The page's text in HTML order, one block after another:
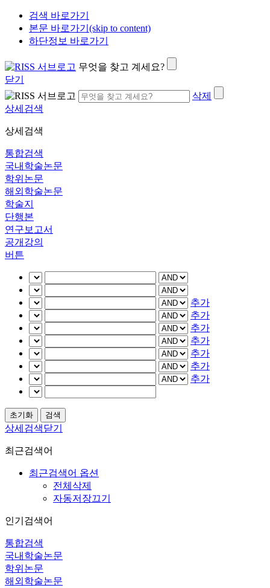
검색 바로가기
본문 바로가기(skip to content)
하단정보 바로가기
무엇을 찾고 계세요?
닫기
삭제
상세검색
상세검색
통합검색
국내학술논문
학위논문
해외학술논문
학술지
단행본
연구보고서
공개강의
버튼
추가
추가
추가
추가
추가
추가
추가
상세검색닫기
최근검색어
최근검색어 옵션
전체삭제
자동저장끄기
인기검색어
통합검색
국내학술논문
학위논문
해외학술논문